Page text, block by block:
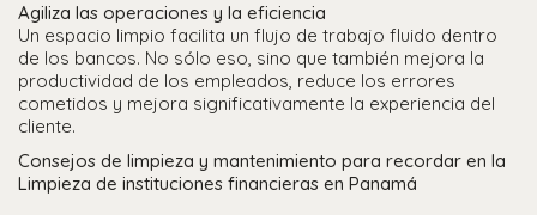
Agiliza las operaciones y la eficiencia
Un espacio limpio facilita un flujo de trabajo fluido dentro
de los bancos. No sólo eso, sino que también mejora la
productividad de los empleados, reduce los errores
cometidos y mejora significativamente la experiencia del
cliente.
Consejos de limpieza y mantenimiento para recordar en la
Limpieza de instituciones financieras en Panamá